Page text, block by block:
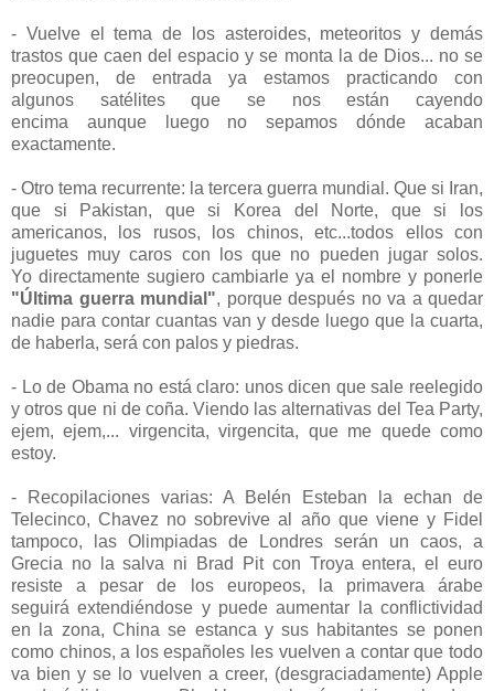
- Vuelve el tema de los asteroides, meteoritos y demás
trastos que caen del espacio y se monta la de Dios... no se
preocupen, de entrada ya estamos practicando con
algunos satélites que se nos están cayendo
encima aunque luego no sepamos dónde acaban
exactamente.
- Otro tema recurrente: la tercera guerra mundial. Que si Iran,
que si Pakistan, que si Korea del Norte, que si los
americanos, los rusos, los chinos, etc...todos ellos con
juguetes muy caros con los que no pueden jugar solos.
Yo directamente sugiero cambiarle ya el nombre y ponerle
"Última guerra mundial", porque después no va a quedar
nadie para contar cuantas van y desde luego que la cuarta,
de haberla, será con palos y piedras.
- Lo de Obama no está claro: unos dicen que sale reelegido
y otros que ni de coña. Viendo las alternativas del Tea Party,
ejem, ejem,... virgencita, virgencita, que me quede como
estoy.
- Recopilaciones varias: A Belén Esteban la echan de
Telecinco, Chavez no sobrevive al año que viene y Fidel
tampoco, las Olimpiadas de Londres serán un caos, a
Grecia no la salva ni Brad Pit con Troya entera, el euro
resiste a pesar de los europeos, la primavera árabe
seguirá extendiéndose y puede aumentar la conflictividad
en la zona, China se estanca y sus habitantes se ponen
como chinos, a los españoles les vuelven a contar que todo
va bien y se lo vuelven a creer, (desgraciadamente) Apple